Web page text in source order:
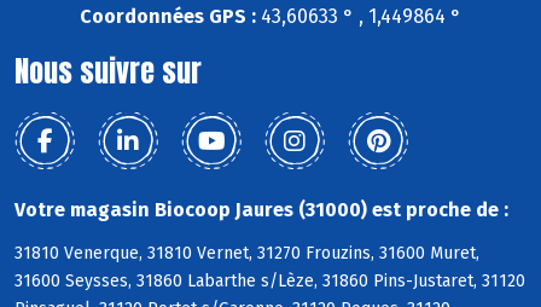
Coordonnées GPS : 43,60633 ° , 1,449864 °
Nous suivre sur
Votre magasin Biocoop Jaures (31000) est proche de :
31810 Venerque, 31810 Vernet, 31270 Frouzins, 31600 Muret,
31600 Seysses, 31860 Labarthe s/Lèze, 31860 Pins-Justaret, 31120